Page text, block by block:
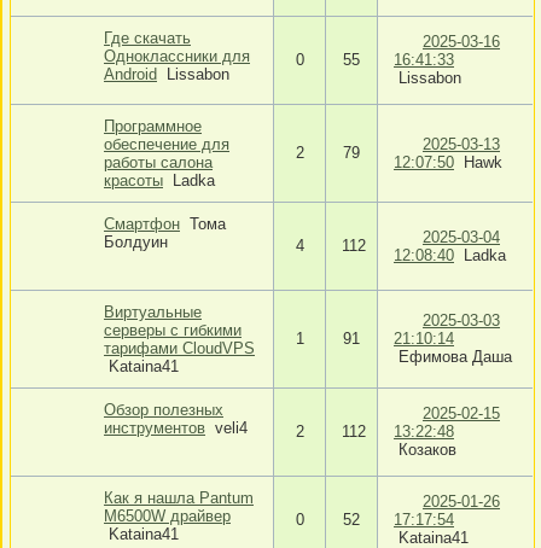
Где скачать
Одноклассники для
Android
Lissabon
0 55
2025-03-16
16:41:33
Lissabon
Программное
обеспечение для
работы салона
красоты
Ladka
2 79
2025-03-13
12:07:50
Hawk
Смартфон Тома
Болдуин
4 112
2025-03-04
12:08:40
Ladka
Виртуальные
серверы с гибкими
тарифами CloudVPS
Kataina41
1 91
2025-03-03
21:10:14
Ефимова Даша
Обзор полезных
инструментов veli4 2 112
2025-02-15
13:22:48
Козаков
Как я нашла Pantum
M6500W драйвер
Kataina41
0 52
2025-01-26
17:17:54
Kataina41